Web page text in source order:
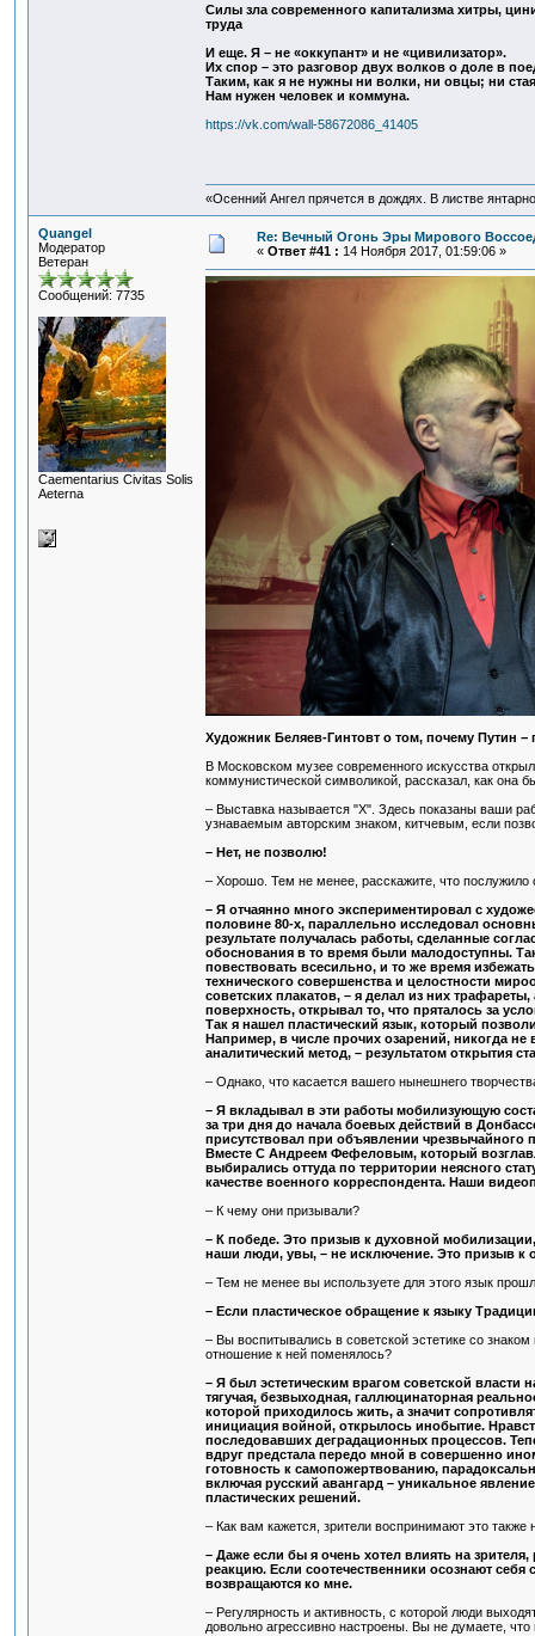
Силы зла современного капитализма хитры,
труда
И еще. Я – не «оккупант» и не «цивилизатор».
Их спор – это разговор двух волков о доле в
Таким, как я не нужны ни волки, ни овцы; ни
Нам нужен человек и коммуна.
https://vk.com/wall-58672086_41405
«Осенний Ангел прячется в дождях. В листве
Quangel
Модератор
Ветеран
Сообщений: 7735
Сaementarius Civitas Solis
Aeterna
Re: Вечный Огонь Эры Мирового
« Ответ #41 : 14 Ноября 2017, 01:59:06 »
Художник Беляев-Гинтовт о том, почему Путин −
В Московском музее современного искусства
коммунистической символикой, рассказал, как она
– Выставка называется "X". Здесь показаны ваши
узнаваемым авторским знаком, китчевым, если
– Нет, не позволю!
– Хорошо. Тем не менее, расскажите, что послужило
– Я отчаянно много экспериментировал с
половине 80-х, параллельно исследовал
результате получалась работы, сделанные
обоснования в то время были малодоступны.
повествовать всесильно, и то же время
технического совершенства и целостности
советских плакатов, – я делал из них
поверхность, открывал то, что пряталось за
Так я нашел пластический язык, который
Например, в числе прочих озарений, никогда
аналитический метод, – результатом открытия
– Однако, что касается вашего нынешнего
– Я вкладывал в эти работы мобилизующую
за три дня до начала боевых действий в
присутствовал при объявлении чрезвычайного
Вместе С Андреем Фефеловым, который
выбирались оттуда по территории неясного
качестве военного корреспондента. Наши
– К чему они призывали?
– К победе. Это призыв к духовной
наши люди, увы, – не исключение. Это призыв к
– Тем не менее вы используете для этого язык
– Если пластическое обращение к языку
– Вы воспитывались в советской эстетике со
отношение к ней поменялось?
– Я был эстетическим врагом советской
тягучая, безвыходная, галлюцинаторная
которой приходилось жить, а значит
инициация войной, открылось инобытие.
последовавших деградационных процессов.
вдруг предстала передо мной в совершенно
готовность к самопожертвованию,
включая русский авангард – уникальное
пластических решений.
– Как вам кажется, зрители воспринимают это также
– Даже если бы я очень хотел влиять на
реакцию. Если соотечественники осознают
возвращаются ко мне.
– Регулярность и активность, с которой люди
довольно агрессивно настроены. Вы не думаете,